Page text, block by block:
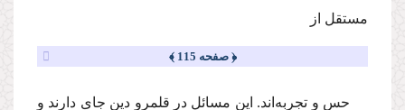
مستقل از
﴿ صفحه 115 ﴾
حس و تجربه‌اند. این مسائل در قلمرو دین جای دارند و